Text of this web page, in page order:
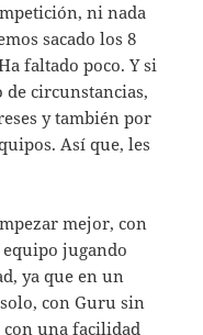
ni nada
sacado los 8
faltado poco. Y si
circunstancias,
y también por
Así que, les
mejor, con
jugando
ya que en un
con Guru sin
con una facilidad